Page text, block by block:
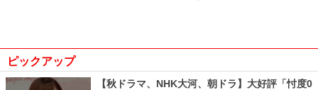
ピックアップ
【秋ドラマ、NHK大河、朝ドラ】大好評「忖度0